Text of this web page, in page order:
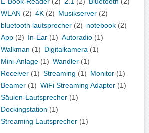
WLAN (2) 4K (2) Musikserver (2)
bluetooth lautsprecher (2) notebook (2)
App (2) In-Ear (1) Autoradio (1)
Walkman (1) Digitalkamera (1)
Mini-Anlage (1) Wandler (1)
Receiver (1) Streaming (1) Monitor (1)
Beamer (1) WiFi Streaming Adapter (1)
Säulen-Lautsprecher (1)
Dockingstation (1)
Streaming Lautsprecher (1)